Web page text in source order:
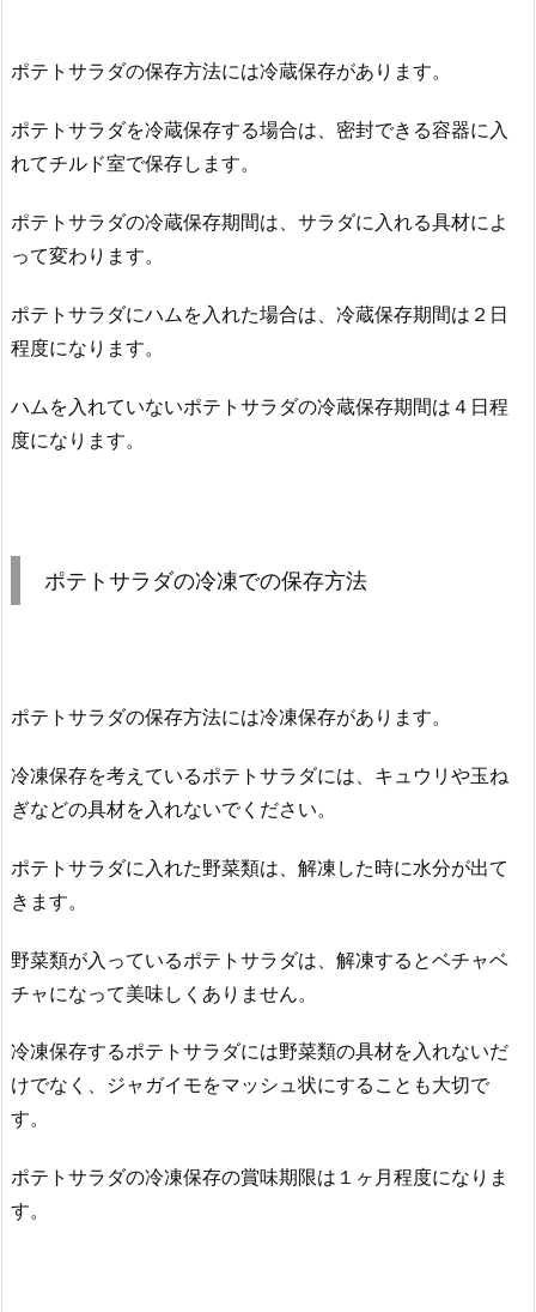
ポテトサラダの保存方法には冷蔵保存があります。
ポテトサラダを冷蔵保存する場合は、密封できる容器に入
れてチルド室で保存します。
ポテトサラダの冷蔵保存期間は、サラダに入れる具材によ
って変わります。
ポテトサラダにハムを入れた場合は、冷蔵保存期間は２日
程度になります。
ハムを入れていないポテトサラダの冷蔵保存期間は４日程
度になります。
ポテトサラダの冷凍での保存方法
ポテトサラダの保存方法には冷凍保存があります。
冷凍保存を考えているポテトサラダには、キュウリや玉ね
ぎなどの具材を入れないでください。
ポテトサラダに入れた野菜類は、解凍した時に水分が出て
きます。
野菜類が入っているポテトサラダは、解凍するとベチャベ
チャになって美味しくありません。
冷凍保存するポテトサラダには野菜類の具材を入れないだ
けでなく、ジャガイモをマッシュ状にすることも大切で
す。
ポテトサラダの冷凍保存の賞味期限は１ヶ月程度になりま
す。